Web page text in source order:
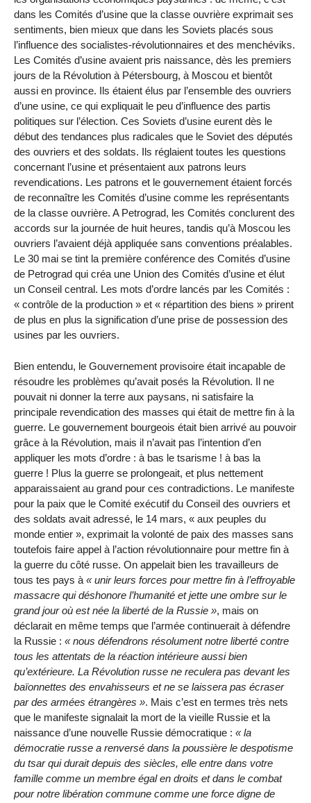
dans les Comités d’usine que la classe ouvrière exprimait ses
sentiments, bien mieux que dans les Soviets placés sous
l’influence des socialistes-révolutionnaires et des menchéviks.
Les Comités d’usine avaient pris naissance, dès les premiers
jours de la Révolution à Pétersbourg, à Moscou et bientôt
aussi en province. Ils étaient élus par l’ensemble des ouvriers
d’une usine, ce qui expliquait le peu d’influence des partis
politiques sur l’élection. Ces Soviets d’usine eurent dès le
début des tendances plus radicales que le Soviet des députés
des ouvriers et des soldats. Ils réglaient toutes les questions
concernant l’usine et présentaient aux patrons leurs
revendications. Les patrons et le gouvernement étaient forcés
de reconnaître les Comités d’usine comme les représentants
de la classe ouvrière. A Petrograd, les Comités conclurent des
accords sur la journée de huit heures, tandis qu’à Moscou les
ouvriers l’avaient déjà appliquée sans conventions préalables.
Le 30 mai se tint la première conférence des Comités d’usine
de Petrograd qui créa une Union des Comités d’usine et élut
un Conseil central. Les mots d’ordre lancés par les Comités :
« contrôle de la production » et « répartition des biens » prirent
de plus en plus la signification d’une prise de possession des
usines par les ouvriers.
Bien entendu, le Gouvernement provisoire était incapable de
résoudre les problèmes qu’avait posés la Révolution. Il ne
pouvait ni donner la terre aux paysans, ni satisfaire la
principale revendication des masses qui était de mettre fin à la
guerre. Le gouvernement bourgeois était bien arrivé au pouvoir
grâce à la Révolution, mais il n’avait pas l’intention d’en
appliquer les mots d’ordre : à bas le tsarisme ! à bas la
guerre ! Plus la guerre se prolongeait, et plus nettement
apparaissaient au grand pour ces contradictions. Le manifeste
pour la paix que le Comité exécutif du Conseil des ouvriers et
des soldats avait adressé, le 14 mars, « aux peuples du
monde entier », exprimait la volonté de paix des masses sans
toutefois faire appel à l’action révolutionnaire pour mettre fin à
la guerre du côté russe. On appelait bien les travailleurs de
tous tes pays à
unir leurs forces pour mettre fin à l’effroyable
massacre qui déshonore l’humanité et jette une ombre sur le
grand jour où est née la liberté de la Russie
, mais on
déclarait en même temps que l’armée continuerait à défendre
la Russie :
nous défendrons résolument notre liberté contre
tous les attentats de la réaction intérieure aussi bien
qu’extérieure. La Révolution russe ne reculera pas devant les
baïonnettes des envahisseurs et ne se laissera pas écraser
par des armées étrangères
. Mais c’est en termes très nets
que le manifeste signalait la mort de la vieille Russie et la
naissance d’une nouvelle Russie démocratique :
la
démocratie russe a renversé dans la poussière le despotisme
du tsar qui durait depuis des siècles, elle entre dans votre
famille comme un membre égal en droits et dans le combat
pour notre libération commune comme une force digne de